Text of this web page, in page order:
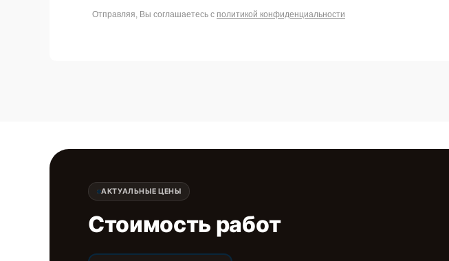
Отправляя, Вы соглашаетесь с политикой конфиденциальности
АКТУАЛЬНЫЕ ЦЕНЫ
Стоимость работ